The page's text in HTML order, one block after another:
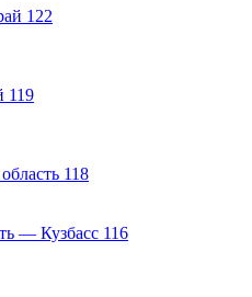
122
119
118
— Кузбасс 116